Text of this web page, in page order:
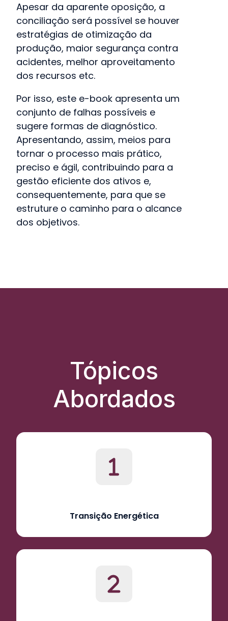
Apesar da aparente oposição, a
conciliação será possível se houver
estratégias de otimização da
produção, maior segurança contra
acidentes, melhor aproveitamento
dos recursos etc.
Por isso, este e-book apresenta um
conjunto de falhas possíveis e
sugere formas de diagnóstico.
Apresentando, assim, meios para
tornar o processo mais prático,
preciso e ágil, contribuindo para a
gestão eficiente dos ativos e,
consequentemente, para que se
estruture o caminho para o alcance
dos objetivos.
Tópicos
Abordados
Transição Energética